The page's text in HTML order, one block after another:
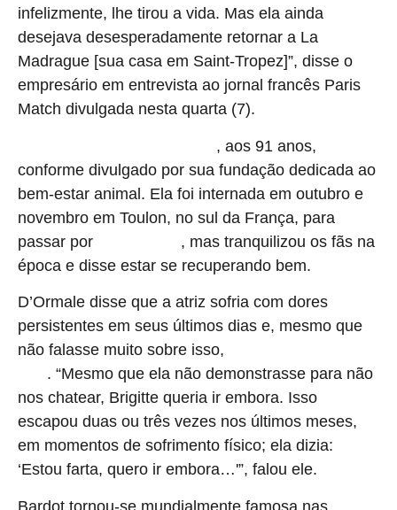
infelizmente, lhe tirou a vida. Mas ela ainda
desejava desesperadamente retornar a La
Madrague [sua casa em Saint-Tropez]”, disse o
empresário em entrevista ao jornal francês Paris
Match divulgada nesta quarta (7).
, aos 91 anos,
conforme divulgado por sua fundação dedicada ao
bem-estar animal. Ela foi internada em outubro e
novembro em Toulon, no sul da França, para
passar por
, mas tranquilizou os fãs na
época e disse estar se recuperando bem.
D’Ormale disse que a atriz sofria com dores
persistentes em seus últimos dias e, mesmo que
não falasse muito sobre isso,
. “Mesmo que ela não demonstrasse para não
nos chatear, Brigitte queria ir embora. Isso
escapou duas ou três vezes nos últimos meses,
em momentos de sofrimento físico; ela dizia:
‘Estou farta, quero ir embora…'”, falou ele.
Bardot tornou-se mundialmente famosa nas